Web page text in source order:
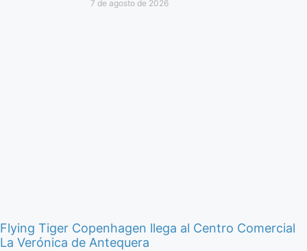
7 de agosto de 2026
Flying Tiger Copenhagen llega al Centro Comercial
La Verónica de Antequera